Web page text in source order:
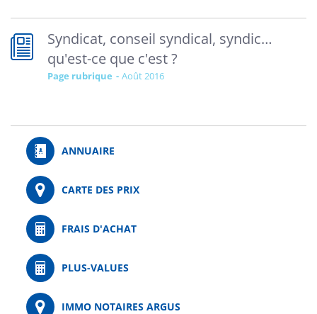
Syndicat, conseil syndical, syndic…
qu'est-ce que c'est ?
Page rubrique août 2016
ANNUAIRE
CARTE DES PRIX
FRAIS D'ACHAT
PLUS-VALUES
IMMO NOTAIRES ARGUS